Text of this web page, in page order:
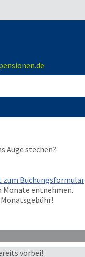
Auge stechen?
zum Buchungsformular
Monate entnehmen.
vorbei!